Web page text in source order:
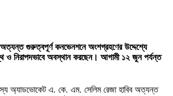
অত্যন্ত গুরুত্বপূর্ণ কনভেনশনে অংশগ্রহণের উদ্দেশ্যে
ও নিরাপদভাবে অবস্থান করছেন। আগামী ১২ জুন পর্যন্ত
অ্যাডভোকেট এ. কে. এম. সেলিম রেজা হাবিব অত্যন্ত